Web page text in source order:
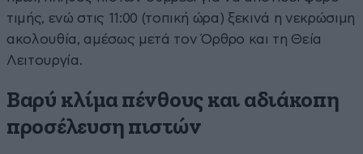
τιμής, ενώ στις 11:00 (τοπική ώρα) ξεκινά η νεκρώσιμη
ακολουθία, αμέσως μετά τον Όρθρο και τη Θεία
Λειτουργία.
Βαρύ κλίμα πένθους και αδιάκοπη
προσέλευση πιστών